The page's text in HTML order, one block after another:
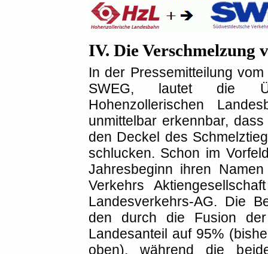
IV. Die Verschmelzung
In der Pressemitteilung
SWEG, lautet die
Hohenzollerischen
unmittelbar erkennbar,
den Deckel des
schlucken. Schon im
Jahresbeginn ihren
Verkehrs
Landesverkehrs-AG. Die
den durch die Fusion
Landesanteil auf 95%
oben), während die